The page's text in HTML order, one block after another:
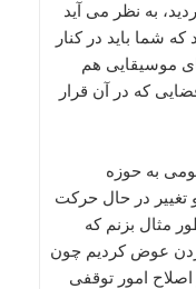
به نظر می آید
که شما باید در کنار
موسیقایی هم
که در آن قرار
به حوزه
تغییر در حال حرکت
مثال بزنم که
عوض کردیم چون
اصلاح امور توقفی